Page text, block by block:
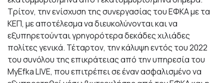
Τρίτον, την ενίσχυση της συνεργασίας του ΕΦΚΑ με τα
ΚΕΠ, με αποτέλεσμα να διευκολύνονται και να
εξυπηρετούνται γρηγορότερα δεκάδες χιλιάδες
πολίτες γενικά. Τέταρτον, την κάλυψη εντός του 2022
του συνόλου της επικράτειας από την υπηρεσία του
MyEfka LIVE, που επιτρέπει σε έναν ασφαλισμένο να